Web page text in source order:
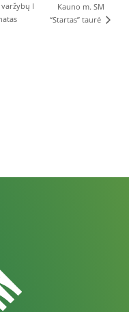
I
Kauno m. SM
“Startas” taurė